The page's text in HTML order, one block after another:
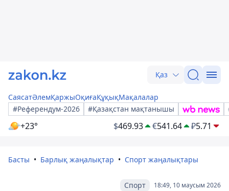
Қаз
СаясатӘлемҚаржыОқиғаҚұқықМақалалар
#Референдум-2026
#Қазақстан мақтанышы
+23° $469.93 €541.64 ₽5.71
Басты Барлық жаңалықтар Спорт жаңалықтары
18:49, 10 маусым 2026
Спорт